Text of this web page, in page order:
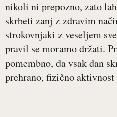
nikoli ni prepozno, zato
skrbeti zanj z zdravim
strokovnjaki z veseljem
pravil se moramo držati.
pomembno, da vsak dan
prehrano, fizično